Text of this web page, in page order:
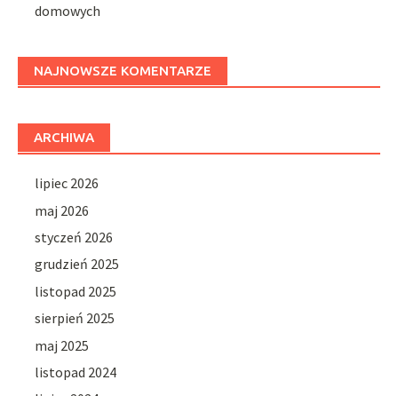
domowych
NAJNOWSZE KOMENTARZE
ARCHIWA
lipiec 2026
maj 2026
styczeń 2026
grudzień 2025
listopad 2025
sierpień 2025
maj 2025
listopad 2024